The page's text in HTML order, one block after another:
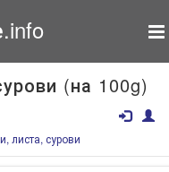
(на 100g)
листа, сурови